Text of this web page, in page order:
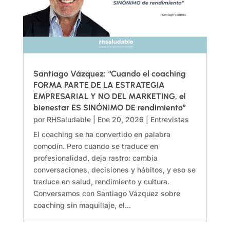
Santiago Vázquez: “Cuando el coaching
FORMA PARTE DE LA ESTRATEGIA
EMPRESARIAL Y NO DEL MARKETING, el
bienestar ES SINÓNIMO DE rendimiento”
por RHSaludable| Ene 20, 2026
Entrevistas
El coaching se ha convertido en palabra
comodín. Pero cuando se traduce en
profesionalidad, deja rastro: cambia
conversaciones, decisiones y hábitos, y eso se
traduce en salud, rendimiento y cultura.
Conversamos con Santiago Vázquez sobre
coaching sin maquillaje, el...